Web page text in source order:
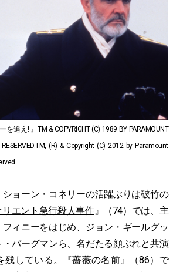
を追え! 』TM & COPYRIGHT (C) 1989 BY PARAMOUNT
RESERVED.TM, (R) & Copyright (C) 2012 by Paramount
ョーン・コネリーの活躍ぶりは破竹の
リエント急行殺人事件』（74）では、主
ィニーをはじめ、ジョン・ギールグッ
・バーグマンら、名だたる顔ぶれと共演
残している。『薔薇の名前』（86）で